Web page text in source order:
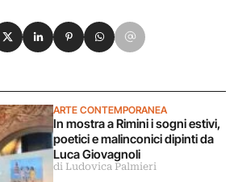
ARTE CONTEMPORANEA
In mostra a Rimini i sogni estivi,
poetici e malinconici dipinti da
Luca Giovagnoli
di Ludovica Palmieri
su Facebook
su X
Condividi su LinkedIn
Condividi su Pinterest
Condividi su WhatsApp
Condividi su Email